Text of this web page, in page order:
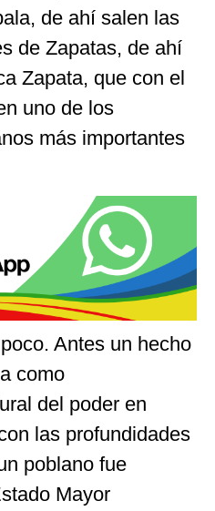
de ahí salen las
de Zapatas, de ahí
Zapata, que con el
uno de los
más importantes
Antes un hecho
como
del poder en
las profundidades
poblano fue
Mayor